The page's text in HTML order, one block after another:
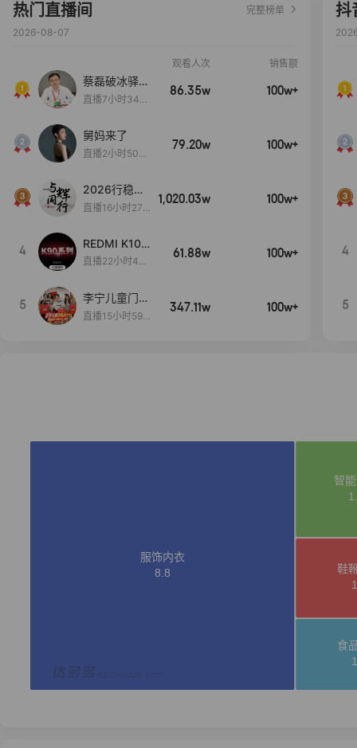
热门直播间
完整榜单
2026-08-07
观看人次 销售额
蔡磊破冰驿站
直播间好物分
直播7小时34分
86.35w 100w+
舅妈来了
直播2小时50分
79.20w 100w+
2026行稳致
远
直播16小时27
1,020.03w 100w+
4
REDMI K100
Pro系列新品
启！
直播22小时45
61.88w 100w+
5
李宁儿童门店
爆款赤兔8pr
直播15小时59
347.11w 100w+
抖
4
5